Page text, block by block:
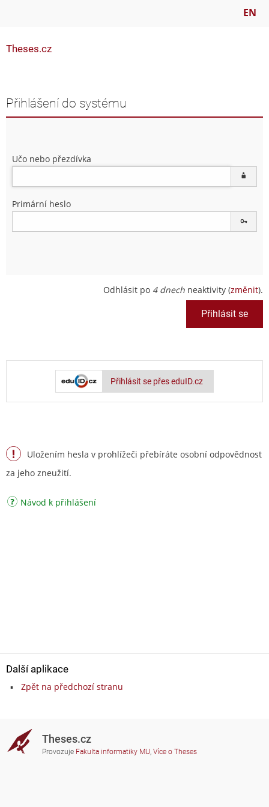
EN
Theses.cz
Přihlášení do systému
Učo nebo přezdívka
Primární heslo
Odhlásit po 4 dnech neaktivity (změnit).
Přihlásit se přes eduID.cz
Uložením hesla v prohlížeči přebíráte osobní odpovědnost
za jeho zneužití.
Návod k přihlášení
Další aplikace
Zpět na předchozí stranu
Theses.cz
Provozuje Fakulta informatiky MU, Více o Theses